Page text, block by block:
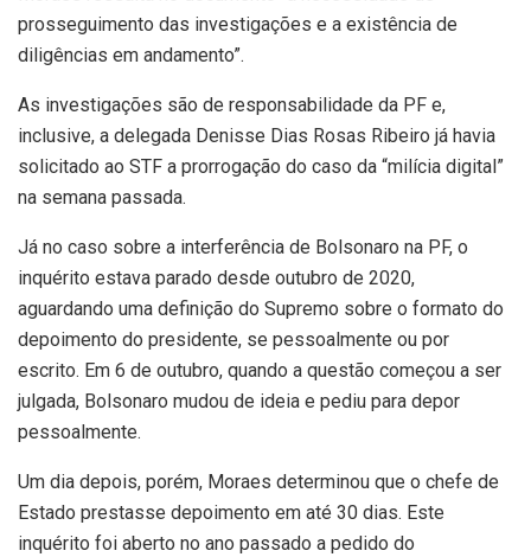
prosseguimento das investigações e a existência de
diligências em andamento”.
As investigações são de responsabilidade da PF e,
inclusive, a delegada Denisse Dias Rosas Ribeiro já havia
solicitado ao STF a prorrogação do caso da “milícia digital”
na semana passada.
Já no caso sobre a interferência de Bolsonaro na PF, o
inquérito estava parado desde outubro de 2020,
aguardando uma definição do Supremo sobre o formato do
depoimento do presidente, se pessoalmente ou por
escrito. Em 6 de outubro, quando a questão começou a ser
julgada, Bolsonaro mudou de ideia e pediu para depor
pessoalmente.
Um dia depois, porém, Moraes determinou que o chefe de
Estado prestasse depoimento em até 30 dias. Este
inquérito foi aberto no ano passado a pedido do